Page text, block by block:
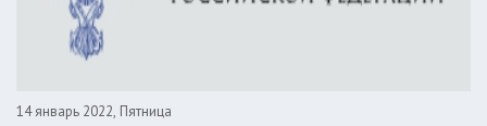
14 январь 2022, Пятница